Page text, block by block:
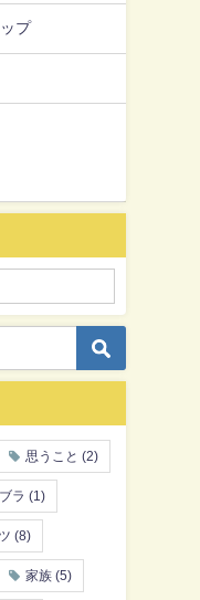
プ
思うこと (2)
ラ (1)
(8)
家族(5)